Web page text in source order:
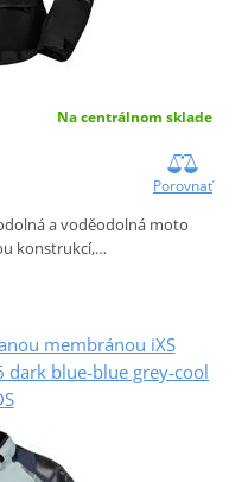
Na centrálnom sklade
Porovnať
odolná a voděodolná moto
konstrukcí,…
membránou iXS
dark blue-blue grey-cool